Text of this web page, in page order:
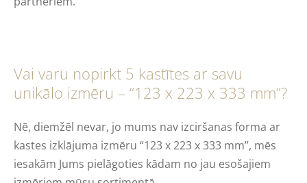
Vai varu nopirkt 5 kastītes ar savu
unikālo izmēru – “123 x 223 x 333 mm”?
Nē, diemžēl nevar, jo mums nav izciršanas forma ar
kastes izklājuma izmēru “123 x 223 x 333 mm”, mēs
iesakām Jums pielāgoties kādam no jau esošajiem